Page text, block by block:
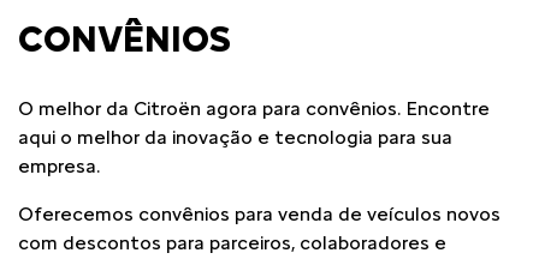
CONVÊNIOS
O melhor da Citroën agora para convênios. Encontre
aqui o melhor da inovação e tecnologia para sua
empresa.
Oferecemos convênios para venda de veículos novos
com descontos para parceiros, colaboradores e